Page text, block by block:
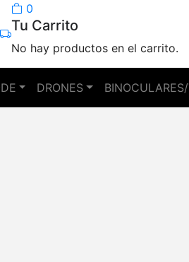
0
Tu Carrito
No hay productos en el carrito.
DRONES